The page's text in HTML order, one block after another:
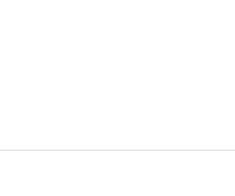
eingeben, um nach einem
und Links zu öffnen. Mit Pfeil